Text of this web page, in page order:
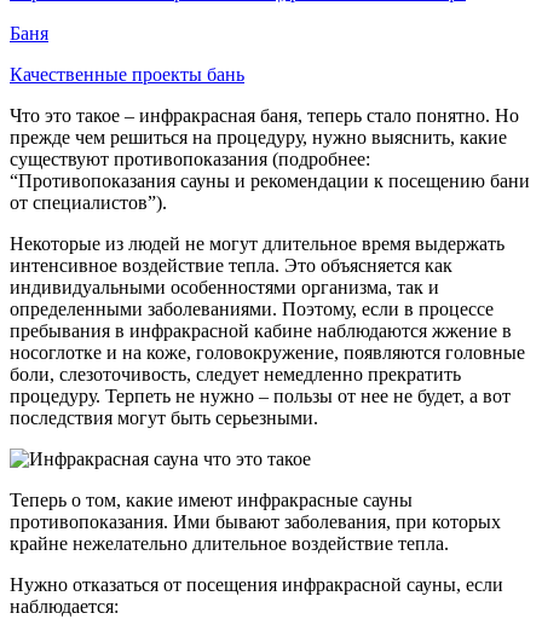
Баня
Качественные проекты бань
Что это такое – инфракрасная баня, теперь стало понятно. Но
прежде чем решиться на процедуру, нужно выяснить, какие
существуют противопоказания (подробнее:
“Противопоказания сауны и рекомендации к посещению бани
от специалистов”).
Некоторые из людей не могут длительное время выдержать
интенсивное воздействие тепла. Это объясняется как
индивидуальными особенностями организма, так и
определенными заболеваниями. Поэтому, если в процессе
пребывания в инфракрасной кабине наблюдаются жжение в
носоглотке и на коже, головокружение, появляются головные
боли, слезоточивость, следует немедленно прекратить
процедуру. Терпеть не нужно – пользы от нее не будет, а вот
последствия могут быть серьезными.
Теперь о том, какие имеют инфракрасные сауны
противопоказания. Ими бывают заболевания, при которых
крайне нежелательно длительное воздействие тепла.
Нужно отказаться от посещения инфракрасной сауны, если
наблюдается: